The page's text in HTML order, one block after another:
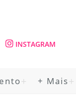
INSTAGRAM
+ Mais